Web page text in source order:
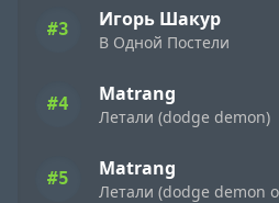
#3 Игорь Шакур
В Одной Постели
#4 Matrang
Летали (dodge demon)
#5 Matrang